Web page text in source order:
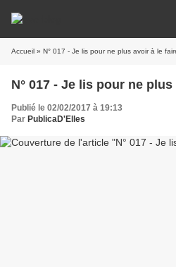
Accueil » N° 017 - Je lis pour ne plus avoir à le
N° 017 - Je lis pour ne
Publié le 02/02/2017 à 19:13
Par PublicaD'Elles